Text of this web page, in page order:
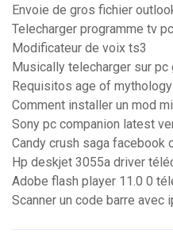
Envoie de gros fichier
Telecharger programme tv
Modificateur de voix ts3
Musically telecharger sur pc
Requisitos age of
Comment installer un mod
Sony pc companion latest
Candy crush saga facebook
Hp deskjet 3055a driver
Adobe flash player 11.0 0
Scanner un code barre avec